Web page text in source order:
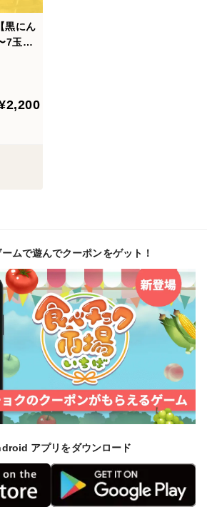
黒にん
7玉入
ムで遊んでクーポンをゲット！
アプリをダウンロード